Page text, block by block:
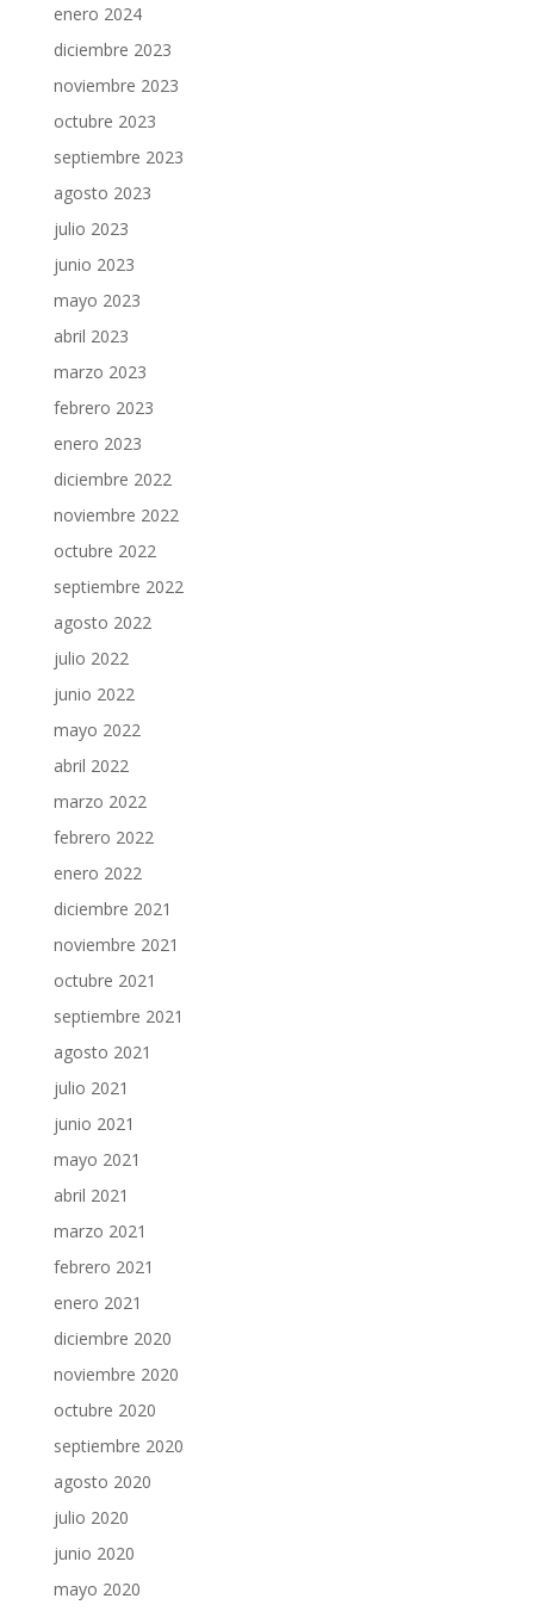
enero 2024
diciembre 2023
noviembre 2023
octubre 2023
septiembre 2023
agosto 2023
julio 2023
junio 2023
mayo 2023
abril 2023
marzo 2023
febrero 2023
enero 2023
diciembre 2022
noviembre 2022
octubre 2022
septiembre 2022
agosto 2022
julio 2022
junio 2022
mayo 2022
abril 2022
marzo 2022
febrero 2022
enero 2022
diciembre 2021
noviembre 2021
octubre 2021
septiembre 2021
agosto 2021
julio 2021
junio 2021
mayo 2021
abril 2021
marzo 2021
febrero 2021
enero 2021
diciembre 2020
noviembre 2020
octubre 2020
septiembre 2020
agosto 2020
julio 2020
junio 2020
mayo 2020